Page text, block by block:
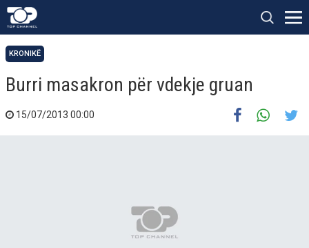
KRONIKË
Burri masakron për vdekje gruan
15/07/2013 00:00